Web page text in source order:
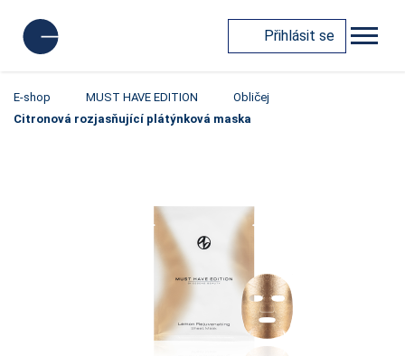
Přihlásit se
E-shop MUST HAVE EDITION
Obličej
Citronová rozjasňující plátýnková maska